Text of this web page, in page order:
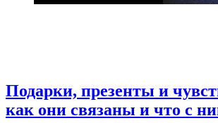
Подарки, презенты и
как они связаны и что с